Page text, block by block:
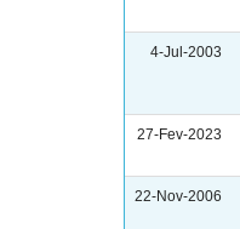
4-Jul-2003
27-Fev-2023
22-Nov-2006